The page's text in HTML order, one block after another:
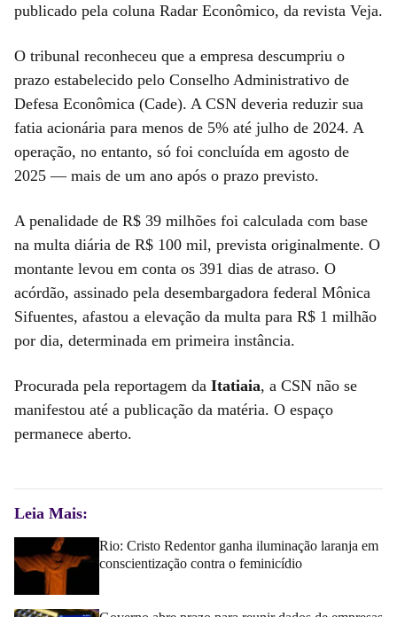
publicado pela coluna Radar Econômico, da revista Veja.
O tribunal reconheceu que a empresa descumpriu o
prazo estabelecido pelo Conselho Administrativo de
Defesa Econômica (Cade). A CSN deveria reduzir sua
fatia acionária para menos de 5% até julho de 2024. A
operação, no entanto, só foi concluída em agosto de
2025 — mais de um ano após o prazo previsto.
A penalidade de R$ 39 milhões foi calculada com base
na multa diária de R$ 100 mil, prevista originalmente. O
montante levou em conta os 391 dias de atraso. O
acórdão, assinado pela desembargadora federal Mônica
Sifuentes, afastou a elevação da multa para R$ 1 milhão
por dia, determinada em primeira instância.
Procurada pela reportagem da Itatiaia, a CSN não se
manifestou até a publicação da matéria. O espaço
permanece aberto.
Leia Mais:
Rio: Cristo Redentor ganha iluminação laranja em
conscientização contra o feminicídio